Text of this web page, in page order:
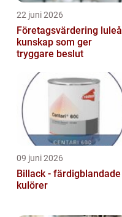
22 juni 2026
Företagsvärdering luleå
kunskap som ger
tryggare beslut
09 juni 2026
Billack - färdigblandade
kulörer